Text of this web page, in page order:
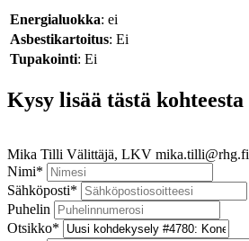
Energialuokka: ei
Asbestikartoitus: Ei
Tupakointi: Ei
Kysy lisää tästä kohteesta
Mika Tilli Välittäjä, LKV mika.tilli@rhg.fi
Nimi*
Sähköposti*
Puhelin
Otsikko*